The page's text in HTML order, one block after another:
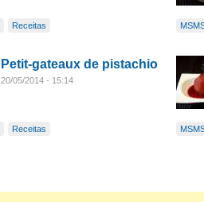
Receitas
Petit-gateaux de pistachio
20/05/2014 - 15:14
Receitas